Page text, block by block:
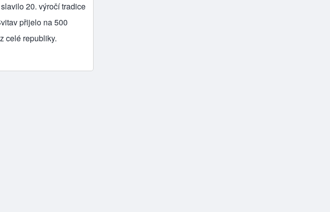
20. výročí tradice
přijelo na 500
celé republiky.